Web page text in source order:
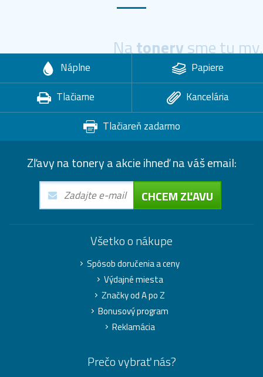
Natonerysme tu my.
Náplne
Papiere
Tlačiarne
Kancelária
Tlačiareň zadarmo
Zľavy na tonery a akcie ihneď na váš email:
CHCEM ZĽAVU
Všetko o nákupe
Spôsob doručenia a ceny
Výdajné miesta
Značky od A po Z
Bonusový program
Reklamácia
Prečo vybrať nás?